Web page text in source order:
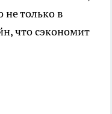
не только в
что сэкономит